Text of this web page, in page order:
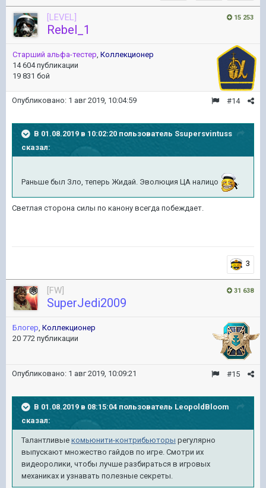
15 253
[LEVEL]
Rebel_1
Старший альфа-тестер, Коллекционер
14 604 публикации
19 831 бой
#14
Опубликовано: 1 авг 2019, 10:04:59
В 01.08.2019 в 10:02:20 пользователь Ssupersvintuss
сказал:
Раньше был Зло, теперь Жидай. Эволюция ЦА налицо .
Светлая сторона силы по канону всегда побеждает.
3
31 638
[FW]
SuperJedi2009
Блогер, Коллекционер
20 772 публикации
#15
Опубликовано: 1 авг 2019, 10:09:21
В 01.08.2019 в 08:15:04 пользователь LeopoldBloom
сказал:
Талантливые комьюнити-контрибьюторы регулярно
выпускают множество гайдов по игре. Смотри их
видеоролики, чтобы лучше разбираться в игровых
механиках и узнавать полезные секреты.